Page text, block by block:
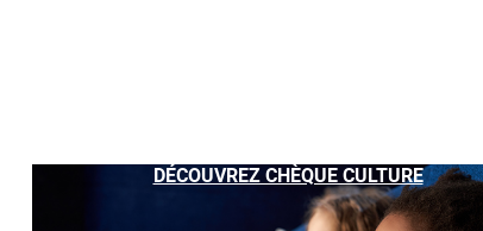
DÉCOUVREZ CHÈQUE CULTURE